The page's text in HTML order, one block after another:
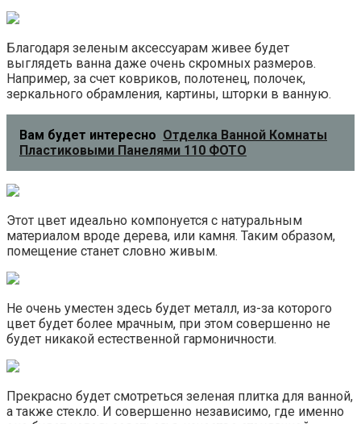
Благодаря зеленым аксессуарам живее будет
выглядеть ванна даже очень скромных размеров.
Например, за счет ковриков, полотенец, полочек,
зеркального обрамления, картины, шторки в ванную.
Вам будет интересно Отделка Ванной Комнаты
Пластиковыми Панелями 110 ФОТО
Этот цвет идеально компонуется с натуральным
материалом вроде дерева, или камня. Таким образом,
помещение станет словно живым.
Не очень уместен здесь будет металл, из-за которого
цвет будет более мрачным, при этом совершенно не
будет никакой естественной гармоничности.
Прекрасно будет смотреться зеленая плитка для ванной,
а также стекло. И совершенно независимо, где именно